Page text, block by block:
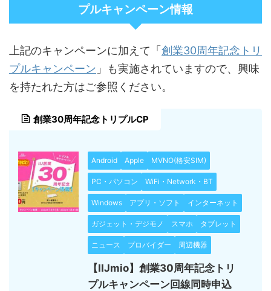
プルキャンペーン情報
上記のキャンペーンに加えて「 創業30周年記念トリ
プルキャンペーン 」も実施されていますので、興味
を持たれた方はご参照ください。
創業30周年記念トリプルCP
Android Apple MVNO(格安SIM)
PC・パソコン WiFi・Network・BT
Windows アプリ・ソフト インターネット
ガジェット・デジモノ スマホ タブレット
ニュース プロバイダー 周辺機器
【IIJmio】創業30周年記念トリ
プルキャンペーン回線同時申込